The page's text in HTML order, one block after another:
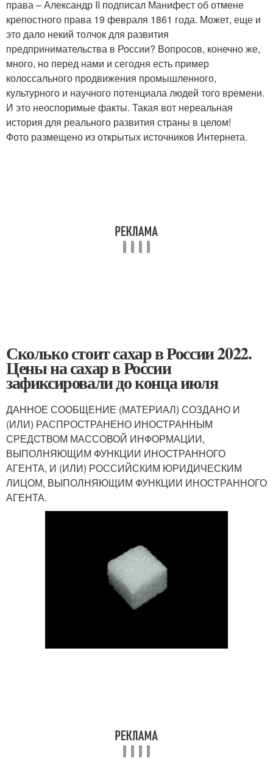
права – Александр II подписал Манифест об отмене
крепостного права 19 февраля 1861 года. Может, еще и
это дало некий толчок для развития
предпринимательства в России? Вопросов, конечно же,
много, но перед нами и сегодня есть пример
колоссального продвижения промышленного,
культурного и научного потенциала людей того времени.
И это неоспоримые факты. Такая вот нереальная
история для реального развития страны в целом!
Фото размещено из открытых источников Интернета.
Сколько стоит сахар в России 2022.
Цены на сахар в России
зафиксировали до конца июля
ДАННОЕ СООБЩЕНИЕ (МАТЕРИАЛ) СОЗДАНО И
(ИЛИ) РАСПРОСТРАНЕНО ИНОСТРАННЫМ
СРЕДСТВОМ МАССОВОЙ ИНФОРМАЦИИ,
ВЫПОЛНЯЮЩИМ ФУНКЦИИ ИНОСТРАННОГО
АГЕНТА, И (ИЛИ) РОССИЙСКИМ ЮРИДИЧЕСКИМ
ЛИЦОМ, ВЫПОЛНЯЮЩИМ ФУНКЦИИ ИНОСТРАННОГО
АГЕНТА.